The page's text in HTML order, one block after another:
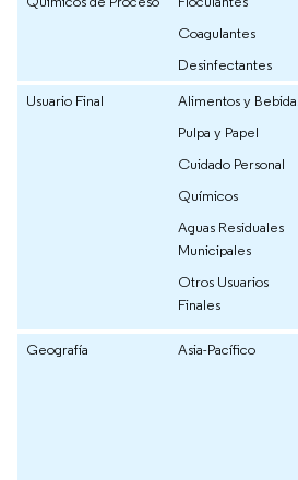
Coagulantes
Desinfectantes
Usuario Final
Alimentos y
Pulpa y Papel
Cuidado Personal
Químicos
Aguas Residuales
Municipales
Otros Usuarios
Finales
Geografía Asia-Pacífico